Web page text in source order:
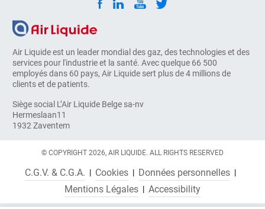
Air Liquide est un leader mondial des gaz, des technologies et des
services pour l'industrie et la santé. Avec quelque 66 500
employés dans 60 pays, Air Liquide sert plus de 4 millions de
clients et de patients.
Siège social L’Air Liquide Belge sa-nv
Hermeslaan11
1932 Zaventem
© COPYRIGHT 2026, AIR LIQUIDE. ALL RIGHTS RESERVED
C.G.V. & C.G.A. Cookies
Données personnelles
Mentions Légales
Accessibility